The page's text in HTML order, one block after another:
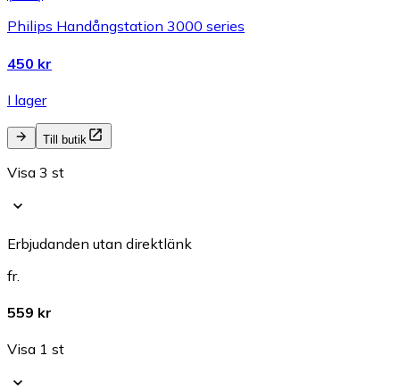
Philips Handångstation 3000 series
450 kr
I lager
Till butik
Visa 3 st
Erbjudanden utan direktlänk
fr.
559 kr
Visa 1 st